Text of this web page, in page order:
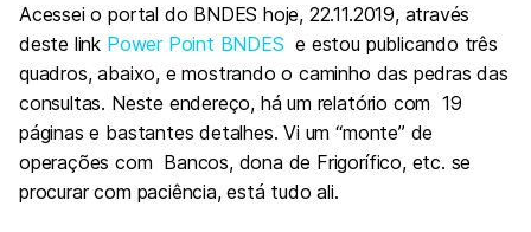
Acessei o portal do BNDES hoje, 22.11.2019, através
deste link Power Point BNDES e estou publicando três
quadros, abaixo, e mostrando o caminho das pedras das
consultas. Neste endereço, há um relatório com 19
páginas e bastantes detalhes. Vi um “monte” de
operações com Bancos, dona de Frigorífico, etc. se
procurar com paciência, está tudo ali.